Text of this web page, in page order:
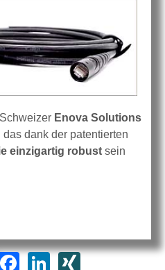
Enova Solutions
das dank der patentierten
einzigartig robust sein
F
Li XI